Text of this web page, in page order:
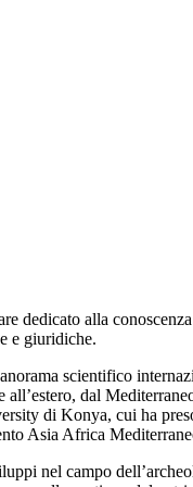
dedicato alla
e giuridiche.
scientifico
dal
di Konya, cui ha
Asia Africa
nel campo